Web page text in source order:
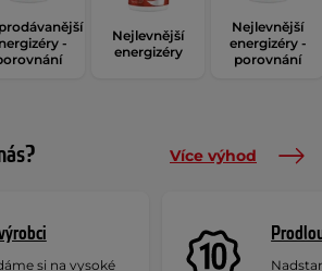
-
Nejlevnější
energizéry
Nejlevnější
energizéry -
porovnání
Více výhod
si na vysoké